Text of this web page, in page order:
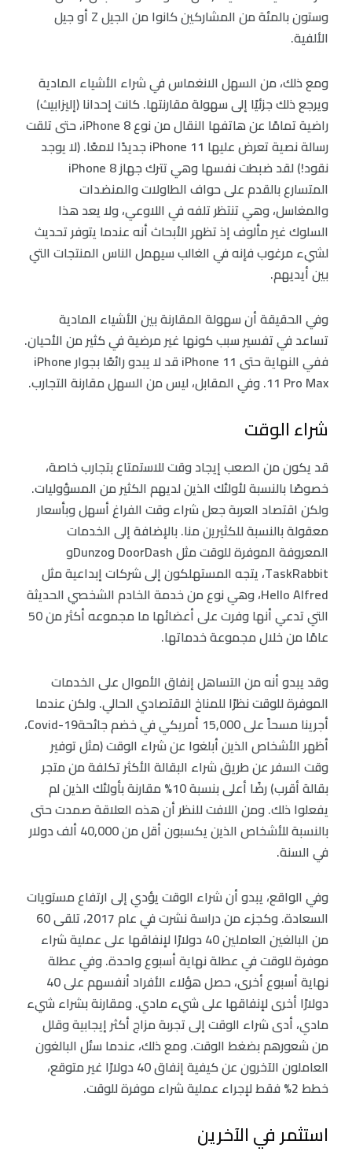
وستون بالمئة من المشاركين كانوا من الجيل Z أو جيل
الألفية.
ومع ذلك، من السهل الانغماس في شراء الأشياء المادية
ويرجع ذلك جزئيًا إلى سهولة مقارنتها. كانت إحدانا (إليزابيث)
راضية تمامًا عن هاتفها النقال من نوع iPhone 8، حتى تلقت
رسالة نصية تعرض عليها iPhone 11 جديدًا لامعًا. (لا يوجد
نقود!) لقد ضبطت نفسها وهي تترك جهاز iPhone 8
المتسارع بالقدم على حواف الطاولات والمنضدات
والمغاسل، وهي تنتظر تلفه في اللاوعي، ولا يعد هذا
السلوك غير مألوف إذ تظهر الأبحاث أنه عندما يتوفر تحديث
لشيء مرغوب فإنه في الغالب سيهمل الناس المنتجات التي
بين أيديهم.
وفي الحقيقة أن سهولة المقارنة بين الأشياء المادية
تساعد في تفسير سبب كونها غير مرضية في كثير من الأحيان.
ففي النهاية حتى iPhone 11 قد لا يبدو رائعًا بجوار iPhone
11 Pro Max. وفي المقابل، ليس من السهل مقارنة التجارب.
شراء الوقت
قد يكون من الصعب إيجاد وقت للاستمتاع بتجارب خاصة،
خصوصًا بالنسبة لأولئك الذين لديهم الكثير من المسؤوليات.
ولكن اقتصاد العربة جعل شراء وقت الفراغ أسهل وبأسعار
معقولة بالنسبة للكثيرين منا. بالإضافة إلى الخدمات
المعروفة الموفرة للوقت مثل DoorDash وDunzoو
TaskRabbit، يتجه المستهلكون إلى شركات إبداعية مثل
Hello Alfred، وهي نوع من خدمة الخادم الشخصي الحديثة
التي تدعي أنها وفرت على أعضائها ما مجموعه أكثر من 50
عامًا من خلال مجموعة خدماتها.
وقد يبدو أنه من التساهل إنفاق الأموال على الخدمات
الموفرة للوقت نظرًا للمناخ الاقتصادي الحالي. ولكن عندما
أجرينا مسحاً على 15,000 أمريكي في خضم جائحةCovid-19،
أظهر الأشخاص الذين أبلغوا عن شراء الوقت (مثل توفير
وقت السفر عن طريق شراء البقالة الأكثر تكلفة من متجر
بقالة أقرب) رضًا أعلى بنسبة 10% مقارنة بأولئك الذين لم
يفعلوا ذلك. ومن اللافت للنظر أن هذه العلاقة صمدت حتى
بالنسبة للأشخاص الذين يكسبون أقل من 40,000 ألف دولار
في السنة.
وفي الواقع، يبدو أن شراء الوقت يؤدي إلى ارتفاع مستويات
السعادة. وكجزء من دراسة نشرت في عام 2017، تلقى 60
من البالغين العاملين 40 دولارًا لإنفاقها على عملية شراء
موفرة للوقت في عطلة نهاية أسبوع واحدة. وفي عطلة
نهاية أسبوع أخرى، حصل هؤلاء الأفراد أنفسهم على 40
دولارًا أخرى لإنفاقها على شيء مادي. ومقارنة بشراء شيء
مادي، أدى شراء الوقت إلى تجربة مزاج أكثر إيجابية وقلل
من شعورهم بضغط الوقت. ومع ذلك، عندما سئل البالغون
العاملون الآخرون عن كيفية إنفاق 40 دولارًا غير متوقع،
خطط 2% فقط لإجراء عملية شراء موفرة للوقت.
استثمر في الآخرين